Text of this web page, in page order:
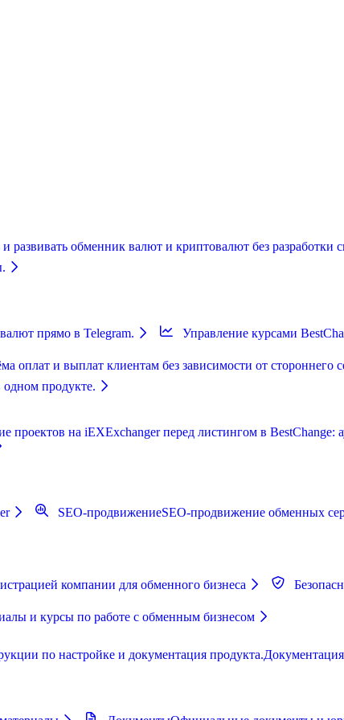
развивать обменник валют и криптовалют без
прямо в Telegram. Управление курсами
оплат и выплат клиентам без зависимости от стороннего
продукте.
на iEXExchanger перед листингом в BestChange:
SEO-продвижениеSEO-продвижение обменных
компании для обменного бизнеса
и курсы по работе с обменным бизнесом
по настройке и документация продукта.Документация